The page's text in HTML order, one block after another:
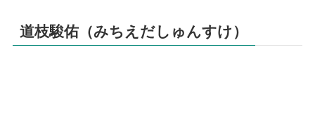
道枝駿佑（みちえだしゅんすけ）